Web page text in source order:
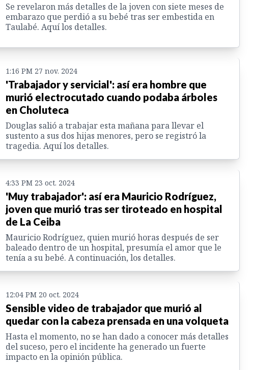
Se revelaron más detalles de la joven con siete meses de
embarazo que perdió a su bebé tras ser embestida en
Taulabé. Aquí los detalles.
1:16 PM 27 nov. 2024
'Trabajador y servicial': así era hombre que
murió electrocutado cuando podaba árboles
en Choluteca
Douglas salió a trabajar esta mañana para llevar el
sustento a sus dos hijas menores, pero se registró la
tragedia. Aquí los detalles.
4:33 PM 23 oct. 2024
'Muy trabajador': así era Mauricio Rodríguez,
joven que murió tras ser tiroteado en hospital
de La Ceiba
Mauricio Rodríguez, quien murió horas después de ser
baleado dentro de un hospital, presumía el amor que le
tenía a su bebé. A continuación, los detalles.
12:04 PM 20 oct. 2024
Sensible video de trabajador que murió al
quedar con la cabeza prensada en una volqueta
Hasta el momento, no se han dado a conocer más detalles
del suceso, pero el incidente ha generado un fuerte
impacto en la opinión pública.